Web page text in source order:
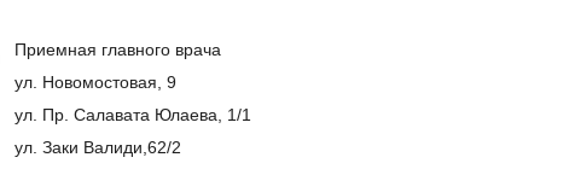
Приемная главного врача
ул. Новомостовая, 9
ул. Пр. Салавата Юлаева, 1/1
ул. Заки Валиди,62/2